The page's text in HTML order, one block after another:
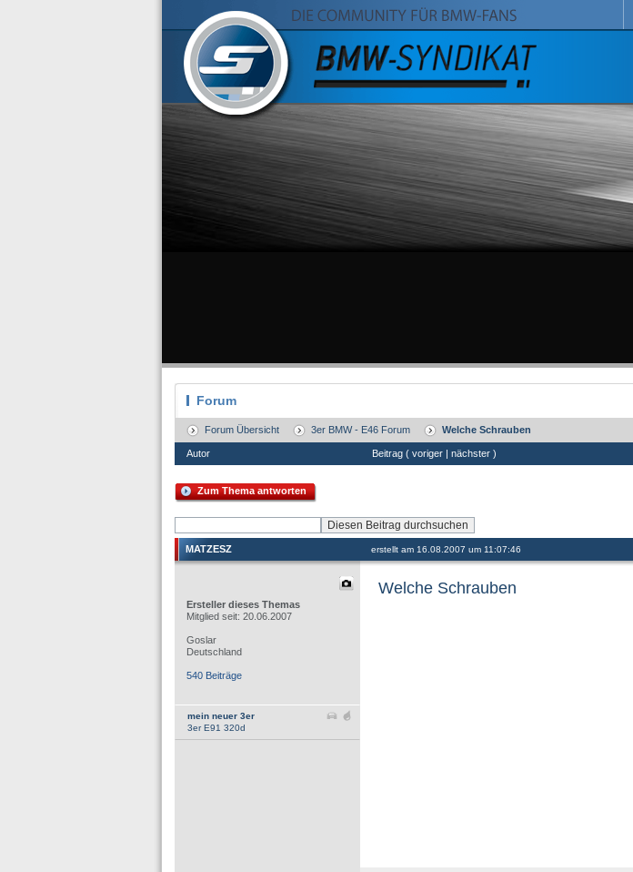
Forum
Forum Übersicht 3er BMW - E46 Forum Welche Schrauben
Autor Beitrag ( voriger | nächster )
Zum Thema antworten
MATZESZ erstellt am 16.08.2007 um 11:07:46
Ersteller dieses Themas
Mitglied seit: 20.06.2007
Goslar
Deutschland
540 Beiträge
mein neuer 3er
3er E91 320d
Welche Schrauben